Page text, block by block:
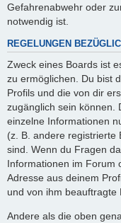
Gefahrenabwehr oder
notwendig ist.
REGELUNGEN
Zweck eines Boards ist
zu ermöglichen. Du bist
Profils und die von dir
zugänglich sein können.
einzelne Informationen
(z. B. andere registrierte
sind. Wenn du Fragen
Informationen im Forum
Adresse aus deinem
und von ihm beauftragte
Andere als die oben